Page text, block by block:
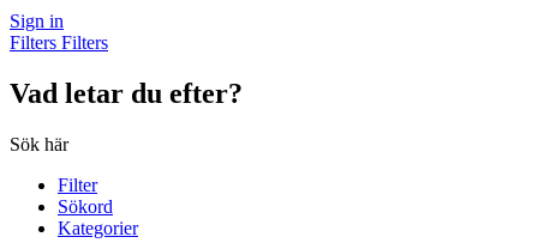
Sign in
Filters Filters
Vad letar du efter?
Sök här
Filter
Sökord
Kategorier